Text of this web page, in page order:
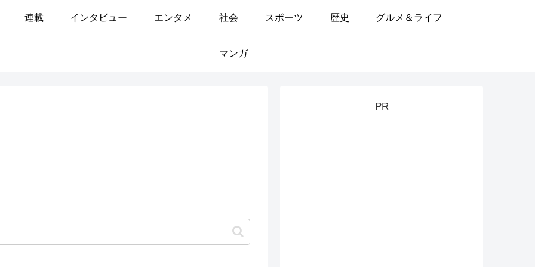
連載 インタビュー エンタメ 社会 スポーツ 歴史 グルメ＆ライフ
マンガ
PR